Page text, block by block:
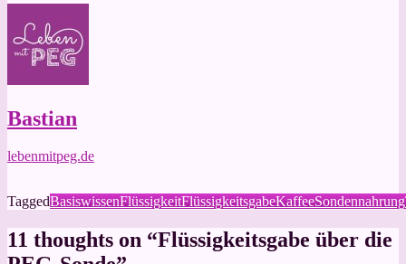
Bastian
lebenmitpeg.de
TaggedBasiswissenFlüssigkeitFlüssigkeitsgabeKaffeeSondennahrung
11 thoughts on “Flüssigkeitsgabe über die